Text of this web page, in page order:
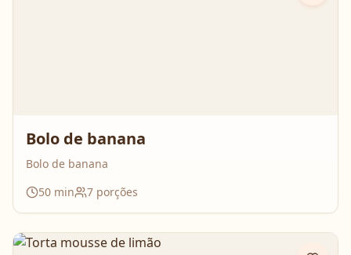
Bolo de banana
Bolo de banana
50 min 7 porções